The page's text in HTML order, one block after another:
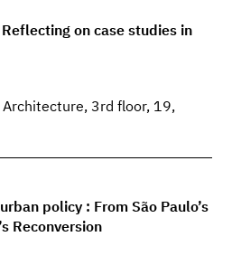
on case studies in
Architecture, 3rd floor, 19,
policy : From São Paulo’s
Reconversion